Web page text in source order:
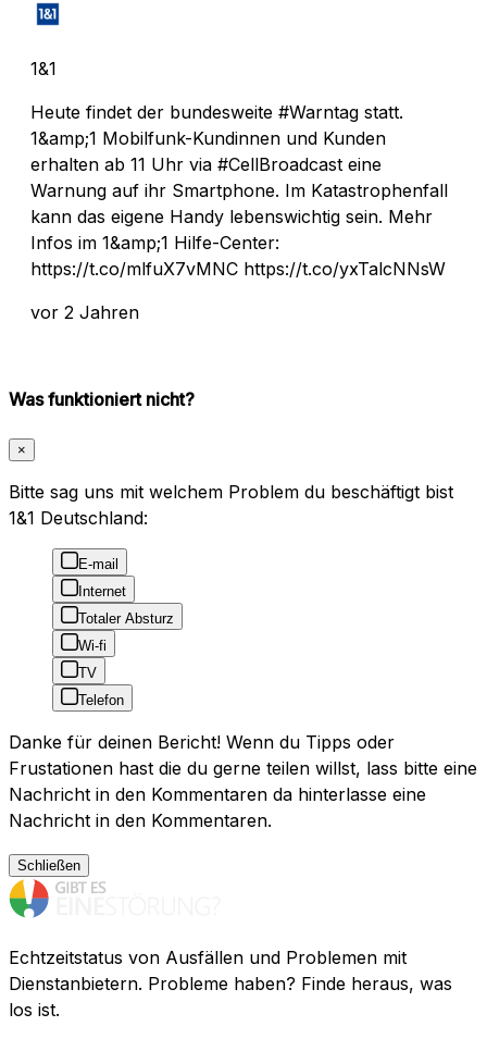
1&1
Heute findet der bundesweite #Warntag statt.
1&amp;1 Mobilfunk-Kundinnen und Kunden
erhalten ab 11 Uhr via #CellBroadcast eine
Warnung auf ihr Smartphone. Im Katastrophenfall
kann das eigene Handy lebenswichtig sein. Mehr
Infos im 1&amp;1 Hilfe-Center:
https://t.co/mlfuX7vMNC https://t.co/yxTalcNNsW
vor 2 Jahren
Was funktioniert nicht?
×
Bitte sag uns mit welchem Problem du beschäftigt bist
1&1 Deutschland:
E-mail
Internet
Totaler Absturz
Wi-fi
TV
Telefon
Danke für deinen Bericht! Wenn du Tipps oder
Frustationen hast die du gerne teilen willst, lass bitte eine
Nachricht in den Kommentaren da hinterlasse eine
Nachricht in den Kommentaren.
Schließen
Echtzeitstatus von Ausfällen und Problemen mit
Dienstanbietern. Probleme haben? Finde heraus, was
los ist.